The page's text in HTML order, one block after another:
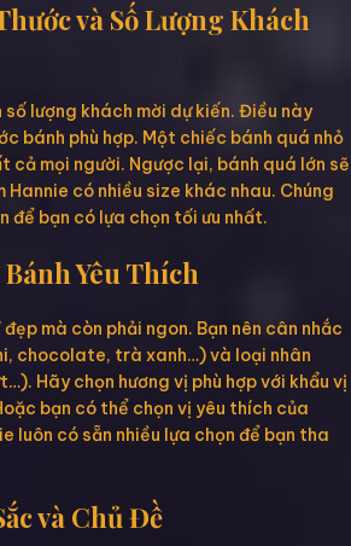
và Số Lượng Khách
lượng khách mời dự kiến. Điều này
bánh phù hợp. Một chiếc bánh quá nhỏ
cả mọi người. Ngược lại, bánh quá lớn sẽ
Hannie có nhiều size khác nhau. Chúng
để bạn có lựa chọn tối ưu nhất.
Yêu Thích
mà còn phải ngon. Bạn nên cân nhắc
chocolate, trà xanh…) và loại nhân
Hãy chọn hương vị phù hợp với khẩu vị
bạn có thể chọn vị yêu thích của
luôn có sẵn nhiều lựa chọn để bạn tha
và Chủ Đề